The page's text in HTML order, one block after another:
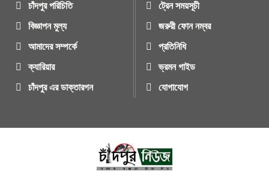
চাঁদপুর পরিচিতি
বিজ্ঞাপন মুল্য
আমাদের সম্পর্কে
ক্যারিয়ার
চাঁদপুর এর ডাক্তারগন
ট্রেন সময়সূচী
জরুরী ফোন নম্বর
প্রতিনিধি
ভ্রমন গাইড
যোগাযোগ